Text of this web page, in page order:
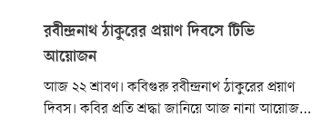
রবীন্দ্রনাথ ঠাকুরের প্রয়াণ দিবসে টিভি
আয়োজন
আজ ২২ শ্রাবণ। কবিগুরু রবীন্দ্রনাথ ঠাকুরের প্রয়াণ
দিবস। কবির প্রতি শ্রদ্ধা জানিয়ে আজ নানা আয়োজন